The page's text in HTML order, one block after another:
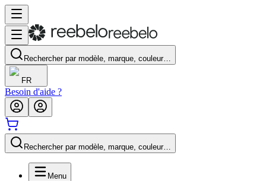
Rechercher par modèle, marque, couleur…
FR
Besoin d'aide ?
Rechercher par modèle, marque, couleur…
Menu